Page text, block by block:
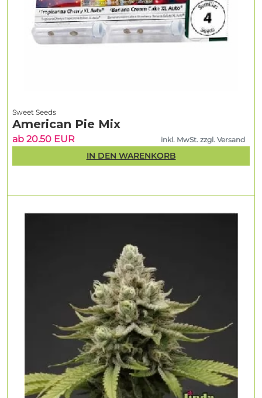
Sweet Seeds
American Pie Mix
ab 20.50 EUR inkl. MwSt. zzgl. Versand
IN DEN WARENKORB